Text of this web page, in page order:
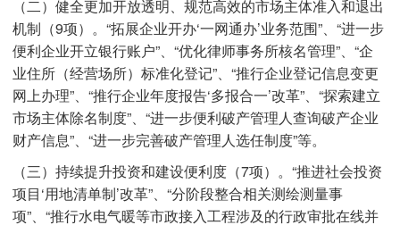
（二）健全更加开放透明、规范高效的市场主体准入和退出
机制（9项）。“拓展企业开办‘一网通办’业务范围”、“进一步
便利企业开立银行账户”、“优化律师事务所核名管理”、“企
业住所（经营场所）标准化登记”、“推行企业登记信息变更
网上办理”、“推行企业年度报告‘多报合一’改革”、“探索建立
市场主体除名制度”、“进一步便利破产管理人查询破产企业
财产信息”、“进一步完善破产管理人选任制度”等。
（三）持续提升投资和建设便利度（7项）。“推进社会投资
项目‘用地清单制’改革”、“分阶段整合相关测绘测量事
项”、“推行水电气暖等市政接入工程涉及的行政审批在线并